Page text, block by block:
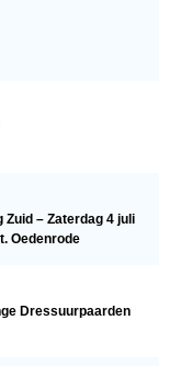
– Zaterdag 4 juli
Oedenrode
Dressuurpaarden